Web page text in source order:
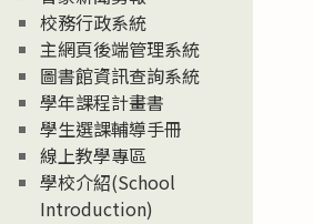
校務行政系統
主網頁後端管理系統
圖書館資訊查詢系統
學年課程計畫書
學生選課輔導手冊
線上教學專區
學校介紹(School
Introduction)